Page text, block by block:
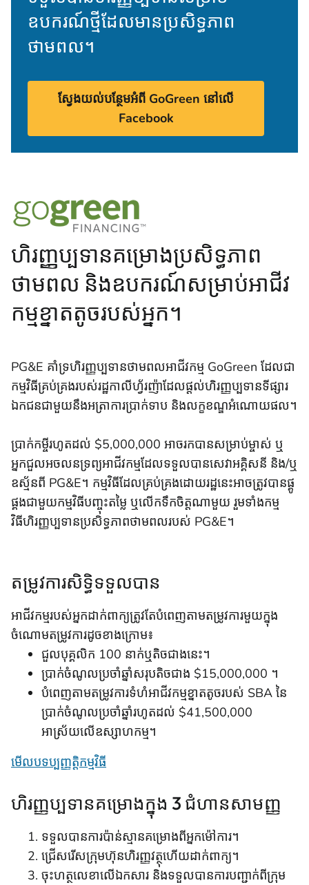
ឧបករណ៍ថ្មីដែលមានប្រសិទ្ធភាព
ថាមពល។
ស្វែងយល់បន្ថែមអំពី GoGreen នៅលើ
Facebook
ហិរញ្ញប្បទានគម្រោងប្រសិទ្ធភាព
ថាមពល និងឧបករណ៍សម្រាប់អាជីវ
កម្មខ្នាតតូចរបស់អ្នក។
PG&E គាំទ្រហិរញ្ញប្បទានថាមពលអាជីវកម្ម GoGreen ដែលជា
កម្មវិធីគ្រប់គ្រងរបស់រដ្ឋកាលីហ្វ័រញ៉ាដែលផ្តល់ហិរញ្ញប្បទានទីផ្សារ
ឯកជនជាមួយនឹងអត្រាការប្រាក់ទាប និងលក្ខខណ្ឌអំណោយផល។
ប្រាក់កម្ចីរហូតដល់ $5,000,000 អាចរកបានសម្រាប់ម្ចាស់ ឬ
អ្នកជួលអចលនទ្រព្យអាជីវកម្មដែលទទួលបានសេវាអគ្គិសនី និង/ឬ
ឧស្ម័នពី PG&E។ កម្មវិធីដែលគ្រប់គ្រងដោយរដ្ឋនេះអាចត្រូវបានផ្គូ
ផ្គងជាមួយកម្មវិធីបញ្ចុះតម្លៃ ឬលើកទឹកចិត្តណាមួយ រួមទាំងកម្ម
វិធីហិរញ្ញប្បទានប្រសិទ្ធភាពថាមពលរបស់ PG&E។
តម្រូវការសិទ្ធិទទួលបាន
អាជីវកម្មរបស់អ្នកដាក់ពាក្យត្រូវតែបំពេញតាមតម្រូវការមួយក្នុង
ចំណោមតម្រូវការដូចខាងក្រោម៖
ជួលបុគ្គលិក 100 នាក់ឬតិចជាងនេះ។
ប្រាក់ចំណូលប្រចាំឆ្នាំសរុបតិចជាង $15,000,000 ។
បំពេញតាមតម្រូវការទំហំអាជីវកម្មខ្នាតតូចរបស់ SBA នៃ
ប្រាក់ចំណូលប្រចាំឆ្នាំរហូតដល់ $41,500,000
អាស្រ័យលើឧស្សាហកម្ម។
មើលបទប្បញ្ញត្តិកម្មវិធី
ហិរញ្ញប្បទានគម្រោងក្នុង 3 ជំហានសាមញ្ញ
ទទួលបានការប៉ាន់ស្មានគម្រោងពីអ្នកម៉ៅការ។
ជ្រើសរើសក្រុមហ៊ុនហិរញ្ញវត្ថុហើយដាក់ពាក្យ។
ចុះហត្ថលេខាលើឯកសារ និងទទួលបានការបញ្ជាក់ពីក្រុម